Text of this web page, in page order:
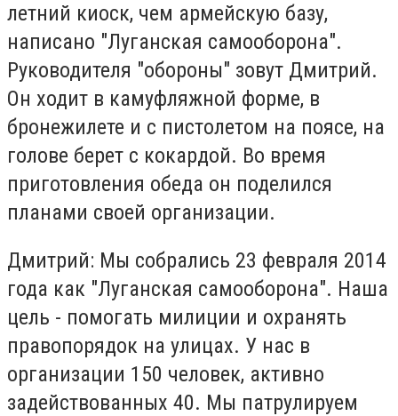
летний киоск, чем армейскую базу,
написано "Луганская самооборона".
Руководителя "обороны" зовут Дмитрий.
Он ходит в камуфляжной форме, в
бронежилете и с пистолетом на поясе, на
голове берет с кокардой. Во время
приготовления обеда он поделился
планами своей организации.
Дмитрий: Мы собрались 23 февраля 2014
года как "Луганская самооборона". Наша
цель - помогать милиции и охранять
правопорядок на улицах. У нас в
организации 150 человек, активно
задействованных 40. Мы патрулируем